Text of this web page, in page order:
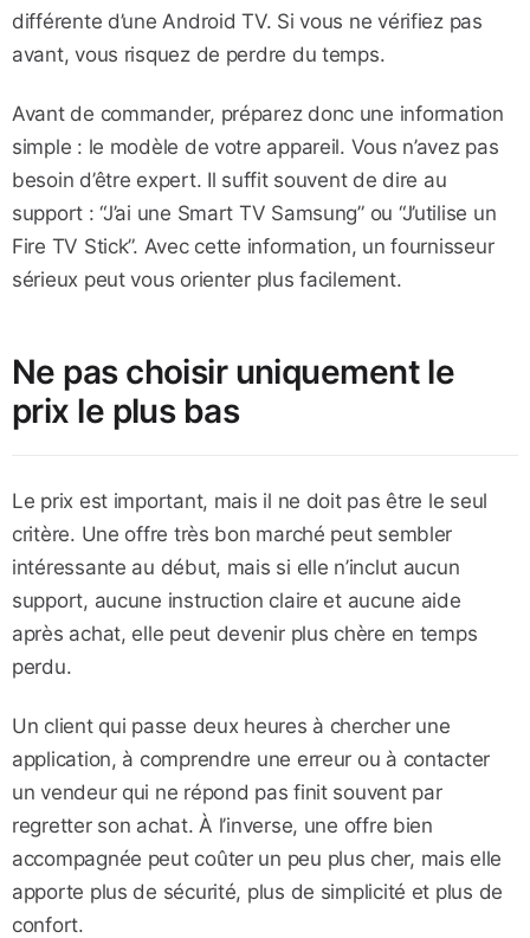
différente d’une Android TV. Si vous ne vérifiez pas
avant, vous risquez de perdre du temps.
Avant de commander, préparez donc une information
simple : le modèle de votre appareil. Vous n’avez pas
besoin d’être expert. Il suffit souvent de dire au
support : “J’ai une Smart TV Samsung” ou “J’utilise un
Fire TV Stick”. Avec cette information, un fournisseur
sérieux peut vous orienter plus facilement.
Ne pas choisir uniquement le
prix le plus bas
Le prix est important, mais il ne doit pas être le seul
critère. Une offre très bon marché peut sembler
intéressante au début, mais si elle n’inclut aucun
support, aucune instruction claire et aucune aide
après achat, elle peut devenir plus chère en temps
perdu.
Un client qui passe deux heures à chercher une
application, à comprendre une erreur ou à contacter
un vendeur qui ne répond pas finit souvent par
regretter son achat. À l’inverse, une offre bien
accompagnée peut coûter un peu plus cher, mais elle
apporte plus de sécurité, plus de simplicité et plus de
confort.